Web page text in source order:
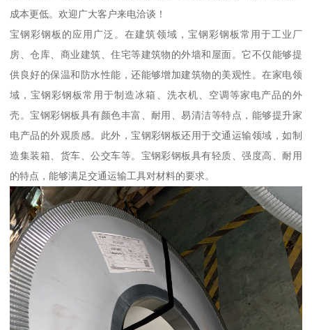
成本更低。欢迎广大客户来电洽谈！
宝钢彩钢板的应用广泛。在建筑领域，宝钢彩钢板常用于工业厂
房、仓库、商业建筑、住宅等建筑物的外墙和屋面。它不仅能够提
供良好的保温和防水性能，还能够增加建筑物的美观性。在家电领
域，宝钢彩钢板常用于制造冰箱、洗衣机、空调等家电产品的外
壳。宝钢彩钢板具有颜色丰富、耐用、易清洁等特点，能够提升家
电产品的外观质感。此外，宝钢彩钢板还用于交通运输领域，如制
造集装箱、货车、公交车等。宝钢彩钢板具有轻质、强度高、耐用
的特点，能够满足交通运输工具对材料的要求。